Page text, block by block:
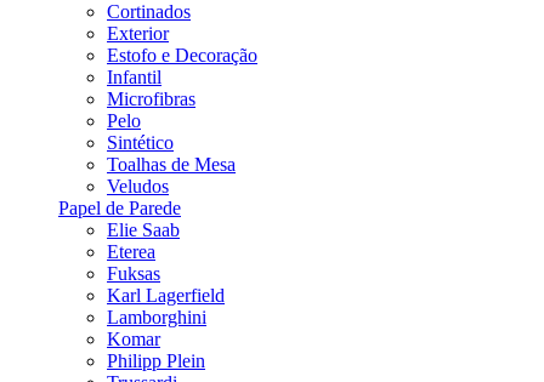
Cortinados
Exterior
Estofo e Decoração
Infantil
Microfibras
Pelo
Sintético
Toalhas de Mesa
Veludos
Papel de Parede
Elie Saab
Eterea
Fuksas
Karl Lagerfield
Lamborghini
Komar
Philipp Plein